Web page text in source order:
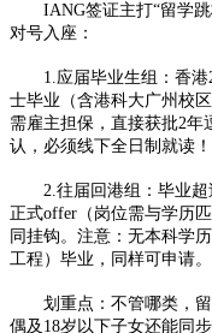
IANG签证主打“留学跳
对号入座：
1.应届毕业生组：香港
士毕业（含港科大广州校
需雇主担保，直接获批2年
认，必须线下全日制就读！
2.往届回港组：毕业超
正式offer（岗位需与学历
同挂钩。注意：无本科学
工程）毕业，同样可申请。
划重点：不管哪类，留
偶及18岁以下子女还能同